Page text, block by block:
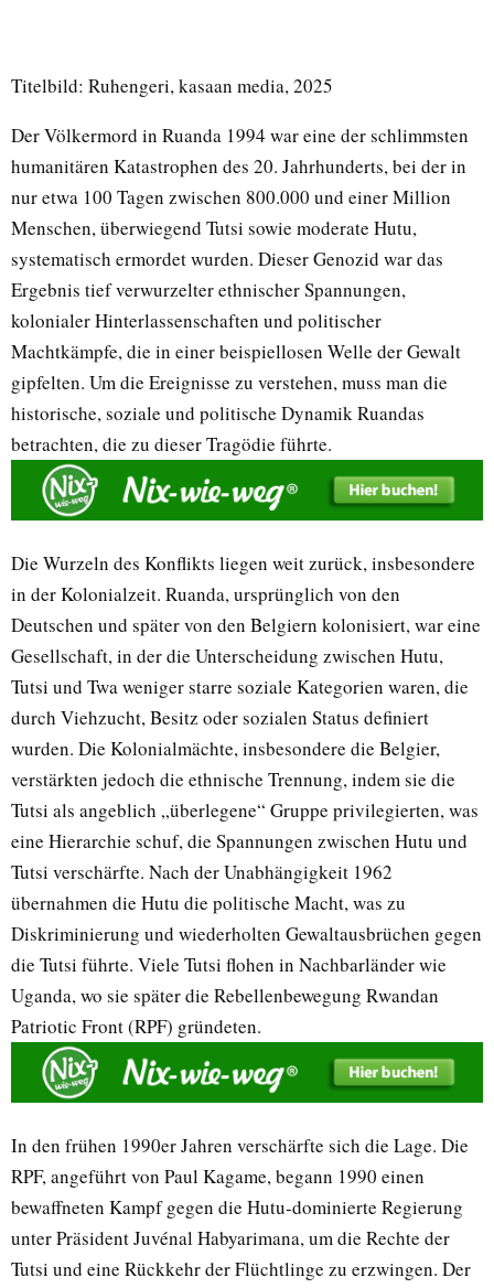
Titelbild: Ruhengeri, kasaan media, 2025
Der Völkermord in Ruanda 1994 war eine der schlimmsten
humanitären Katastrophen des 20. Jahrhunderts, bei der in
nur etwa 100 Tagen zwischen 800.000 und einer Million
Menschen, überwiegend Tutsi sowie moderate Hutu,
systematisch ermordet wurden. Dieser Genozid war das
Ergebnis tief verwurzelter ethnischer Spannungen,
kolonialer Hinterlassenschaften und politischer
Machtkämpfe, die in einer beispiellosen Welle der Gewalt
gipfelten. Um die Ereignisse zu verstehen, muss man die
historische, soziale und politische Dynamik Ruandas
betrachten, die zu dieser Tragödie führte.
Die Wurzeln des Konflikts liegen weit zurück, insbesondere
in der Kolonialzeit. Ruanda, ursprünglich von den
Deutschen und später von den Belgiern kolonisiert, war eine
Gesellschaft, in der die Unterscheidung zwischen Hutu,
Tutsi und Twa weniger starre soziale Kategorien waren, die
durch Viehzucht, Besitz oder sozialen Status definiert
wurden. Die Kolonialmächte, insbesondere die Belgier,
verstärkten jedoch die ethnische Trennung, indem sie die
Tutsi als angeblich „überlegene“ Gruppe privilegierten, was
eine Hierarchie schuf, die Spannungen zwischen Hutu und
Tutsi verschärfte. Nach der Unabhängigkeit 1962
übernahmen die Hutu die politische Macht, was zu
Diskriminierung und wiederholten Gewaltausbrüchen gegen
die Tutsi führte. Viele Tutsi flohen in Nachbarländer wie
Uganda, wo sie später die Rebellenbewegung Rwandan
Patriotic Front (RPF) gründeten.
In den frühen 1990er Jahren verschärfte sich die Lage. Die
RPF, angeführt von Paul Kagame, begann 1990 einen
bewaffneten Kampf gegen die Hutu-dominierte Regierung
unter Präsident Juvénal Habyarimana, um die Rechte der
Tutsi und eine Rückkehr der Flüchtlinge zu erzwingen. Der